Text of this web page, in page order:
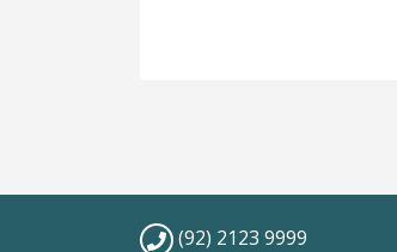
(92) 2123 9999